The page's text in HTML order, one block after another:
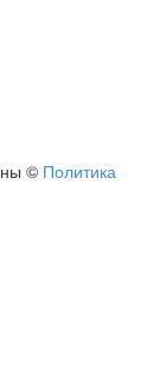
© Политика